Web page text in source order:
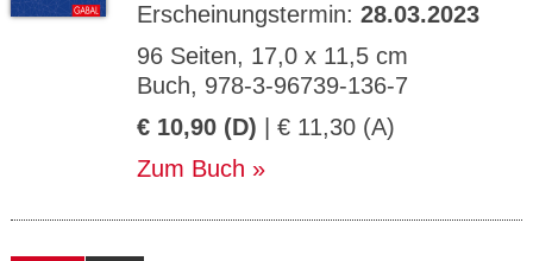
Erscheinungstermin: 28.03.2023
96 Seiten, 17,0 x 11,5 cm
Buch, 978-3-96739-136-7
€ 10,90 (D) | € 11,30 (A)
Zum Buch